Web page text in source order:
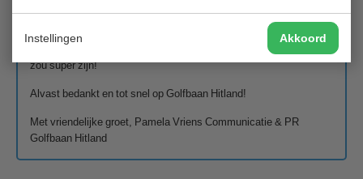
Instellingen Akkoord
ook andere golfers die op zoek zijn naar de perfecte baan!
en deel je ervaringen. Dat
zou super zijn!
Alvast bedankt en tot snel op Golfbaan Hitland!
Met vriendelijke groet, Pamela Vriens Communicatie & PR
Golfbaan Hitland